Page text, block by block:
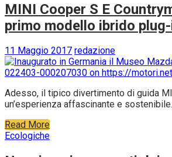
MINI Cooper S E
primo modello ibrido
11 Maggio 2017 redazione
Adesso, il tipico divertimento di guida
un’esperienza affascinante e sostenibile.
Read More
Ecologiche